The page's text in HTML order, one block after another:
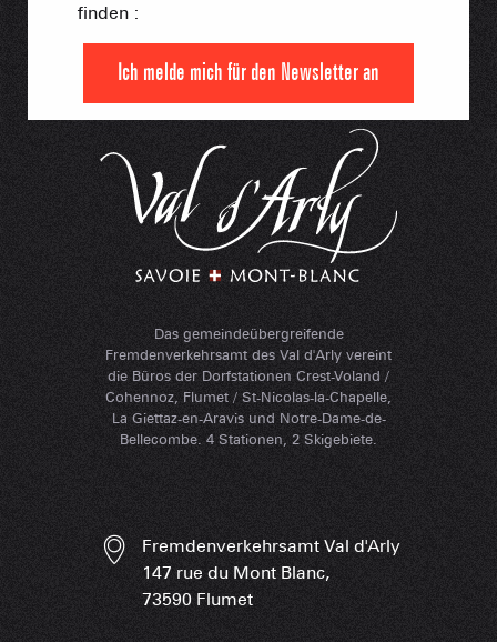
Das gemeindeübergreifende
Fremdenverkehrsamt des Val d'Arly vereint
die Büros der Dorfstationen Crest-Voland /
Cohennoz, Flumet / St-Nicolas-la-Chapelle,
La Giettaz-en-Aravis und Notre-Dame-de-
Bellecombe. 4 Stationen, 2 Skigebiete.
finden :
Ich melde mich für den Newsletter an
Fremdenverkehrsamt Val d'Arly
147 rue du Mont Blanc,
73590 Flumet